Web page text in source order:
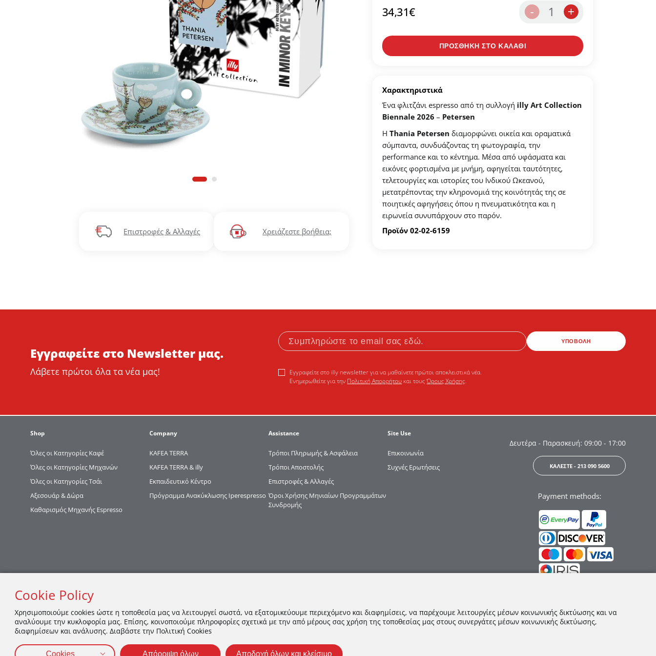
34,31€ - 1 +
ΠΡΟΣΘΗΚΗ ΣΤΟ ΚΑΛΑΘΙ
Χαρακτηριστικά
Ένα φλιτζάνι espresso από τη συλλογή illy Art Collection
Biennale 2026 – Petersen
Η Thania Petersen διαμορφώνει οικεία και οραματικά
σύμπαντα, συνδυάζοντας τη φωτογραφία, την
performance και το κέντημα. Μέσα από υφάσματα και
εικόνες φορτισμένα με μνήμη, αφηγείται ταυτότητες,
τελετουργίες και ιστορίες του Ινδικού Ωκεανού,
μετατρέποντας την κληρονομιά της κοινότητάς της σε
ποιητικές αφηγήσεις όπου η πνευματικότητα και η
ειρωνεία συνυπάρχουν στο παρόν.
Προϊόν 02-02-6159
Επιστροφές & Αλλαγές Χρειάζεστε βοήθεια;
Εγγραφείτε στο Newsletter μας.
Λάβετε πρώτοι όλα τα νέα μας!
ΥΠΟΒΟΛΗ
Εγγραφείτε στο illy newsletter για να μαθαίνετε πρώτοι αποκλειστικά νέα.
Ενημερωθείτε για την Πολιτική Απορρήτου και τουςΌρους Χρήσης.
Shop
Όλες οι Κατηγορίες Καφέ
Όλες οι Κατηγορίες Μηχανών
Όλες οι Κατηγορίες Τσάι
Αξεσουάρ & Δώρα
Καθαρισμός Μηχανής Espresso
Company
KAFEA TERRΑ
KAFEA TERRA & illy
Εκπαιδευτικό Κέντρο
Πρόγραμμα Ανακύκλωσης Iperespresso
Assistance
Τρόποι Πληρωμής & Ασφάλεια
Τρόποι Αποστολής
Επιστροφές & Αλλαγές
Όροι Χρήσης Μηνιαίων Προγραμμάτων
Συνδρομής
Site Use
Επικοινωνία
Συχνές Ερωτήσεις
Δευτέρα - Παρασκευή: 09:00 - 17:00
ΚΑΛΕΣΤΕ - 213 090 5600
Payment methods:
Δημιουργήστε λογαριασμό για να αποθηκεύσετε τα Αγαπημένα σας
Δημιουργήστε τον προσωπικό σας λογαριασμό και αποθηκεύστε την δική σας λίστα αγαπημένων.
Βρείτε το προϊόν που επιθυμείτε και πατήστε στο κουμπί "Προσθήκη στα Αγαπημένα".
Βρείτε την δική σας λίστα Αγαπημένων στο προφίλ σας.
Cookie Policy
Χρησιμοποιούμε cookies ώστε η τοποθεσία μας να λειτουργεί σωστά, να εξατομικεύουμε περιεχόμενο και διαφημίσεις, να παρέχουμε λειτουργίες μέσων κοινωνικής δικτύωσης και να
αναλύουμε την κυκλοφορία μας. Επίσης, κοινοποιούμε πληροφορίες σχετικά με την από μέρους σας χρήση της τοποθεσίας μας στους συνεργάτες μέσων κοινωνικής δικτύωσης,
διαφημίσεων και ανάλυσης. Διαβάστε την Πολιτική Cookies
Cookies Απόρριψη όλων Αποδοχή όλων και κλείσιμο